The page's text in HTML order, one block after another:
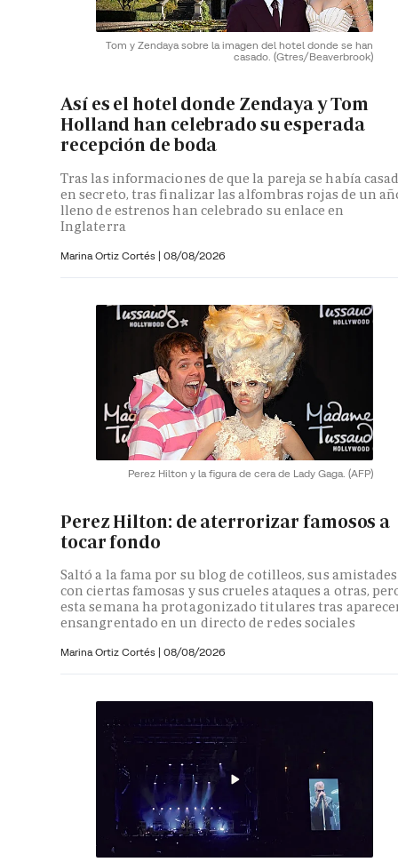
Tom y Zendaya sobre la imagen del hotel donde se han
casado. (Gtres/Beaverbrook)
Así es el hotel donde Zendaya y Tom
Holland han celebrado su esperada
recepción de boda
Tras las informaciones de que la pareja se había
en secreto, tras finalizar las alfombras rojas de un
lleno de estrenos han celebrado su enlace en
Inglaterra
Marina Ortiz Cortés | 08/08/2026
Perez Hilton y la figura de cera de Lady Gaga. (AFP)
Perez Hilton: de aterrorizar famosos a
tocar fondo
Saltó a la fama por su blog de cotilleos, sus amistades
con ciertas famosas y sus crueles ataques a otras,
esta semana ha protagonizado titulares tras
ensangrentado en un directo de redes sociales
Marina Ortiz Cortés | 08/08/2026